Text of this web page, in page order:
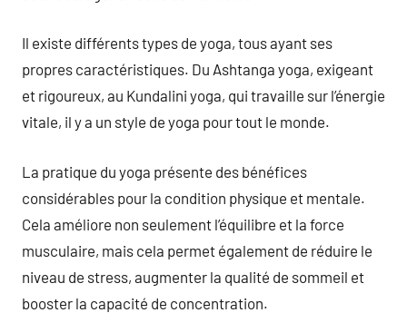
Il existe différents types de yoga, tous ayant ses
propres caractéristiques. Du Ashtanga yoga, exigeant
et rigoureux, au Kundalini yoga, qui travaille sur l’énergie
vitale, il y a un style de yoga pour tout le monde.
La pratique du yoga présente des bénéfices
considérables pour la condition physique et mentale.
Cela améliore non seulement l’équilibre et la force
musculaire, mais cela permet également de réduire le
niveau de stress, augmenter la qualité de sommeil et
booster la capacité de concentration.